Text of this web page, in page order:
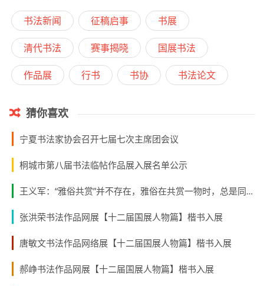
书法新闻 征稿启事 书展
清代书法 赛事揭晓 国展书法
作品展 行书 书协 书法论文
猜你喜欢
宁夏书法家协会召开七届七次主席团会议
桐城市第八届书法临帖作品展入展名单公示
王义军：“雅俗共赏”并不存在，雅俗在共赏一物时，总是同床异梦
张洪荣书法作品网展【十二届国展人物篇】楷书入展
唐敏文书法作品网络展【十二届国展人物篇】楷书入展
郝峥书法作品网展【十二届国展人物篇】楷书入展